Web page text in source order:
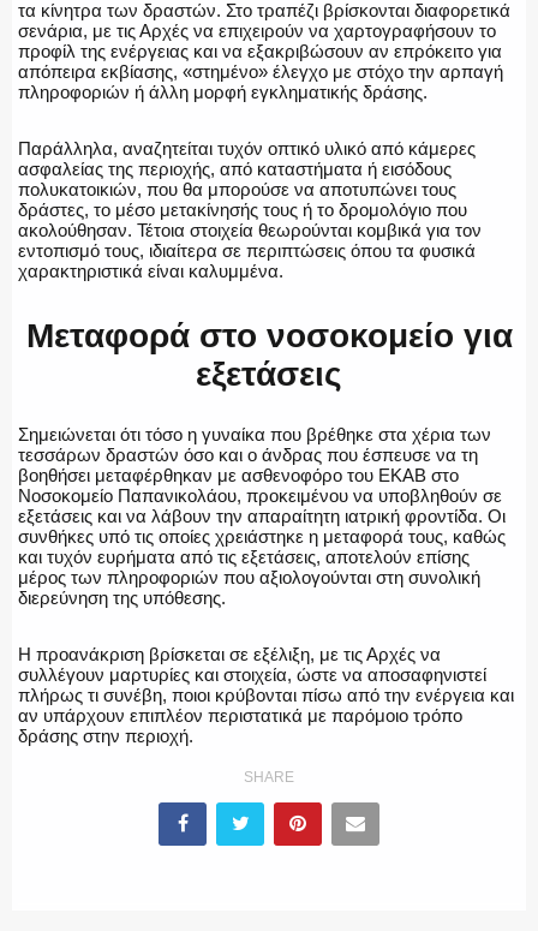
τα κίνητρα των δραστών. Στο τραπέζι βρίσκονται διαφορετικά
σενάρια, με τις Αρχές να επιχειρούν να χαρτογραφήσουν το
προφίλ της ενέργειας και να εξακριβώσουν αν επρόκειτο για
απόπειρα εκβίασης, «στημένο» έλεγχο με στόχο την αρπαγή
πληροφοριών ή άλλη μορφή εγκληματικής δράσης.
Παράλληλα, αναζητείται τυχόν οπτικό υλικό από κάμερες
ασφαλείας της περιοχής, από καταστήματα ή εισόδους
πολυκατοικιών, που θα μπορούσε να αποτυπώνει τους
δράστες, το μέσο μετακίνησής τους ή το δρομολόγιο που
ακολούθησαν. Τέτοια στοιχεία θεωρούνται κομβικά για τον
εντοπισμό τους, ιδιαίτερα σε περιπτώσεις όπου τα φυσικά
χαρακτηριστικά είναι καλυμμένα.
Μεταφορά στο νοσοκομείο για
εξετάσεις
Σημειώνεται ότι τόσο η γυναίκα που βρέθηκε στα χέρια των
τεσσάρων δραστών όσο και ο άνδρας που έσπευσε να τη
βοηθήσει μεταφέρθηκαν με ασθενοφόρο του ΕΚΑΒ στο
Νοσοκομείο Παπανικολάου, προκειμένου να υποβληθούν σε
εξετάσεις και να λάβουν την απαραίτητη ιατρική φροντίδα. Οι
συνθήκες υπό τις οποίες χρειάστηκε η μεταφορά τους, καθώς
και τυχόν ευρήματα από τις εξετάσεις, αποτελούν επίσης
μέρος των πληροφοριών που αξιολογούνται στη συνολική
διερεύνηση της υπόθεσης.
Η προανάκριση βρίσκεται σε εξέλιξη, με τις Αρχές να
συλλέγουν μαρτυρίες και στοιχεία, ώστε να αποσαφηνιστεί
πλήρως τι συνέβη, ποιοι κρύβονται πίσω από την ενέργεια και
αν υπάρχουν επιπλέον περιστατικά με παρόμοιο τρόπο
δράσης στην περιοχή.
SHARE